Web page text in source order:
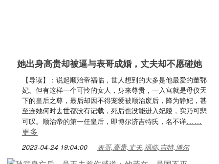
她出身高贵却被逼与表哥成婚，丈夫却不愿碰她
【导读】：说起顺治帝福临，世人想到的大多是他最爱的董鄂
妃。但有这样一个可怜的女人，身来尊贵，一入宫就是母仪天
下的皇后之尊，最后却因不得宠爱被顺治废后，降为静妃，甚
至连她何时去世都没有记载，死后也没能进入妃陵，实乃可悲
可叹。顺治帝的第一任皇后，即博尔济吉特氏，名不详……
更多
2023-04-24 19:04:00 表哥,高贵,丈夫,福临,吉特,博尔